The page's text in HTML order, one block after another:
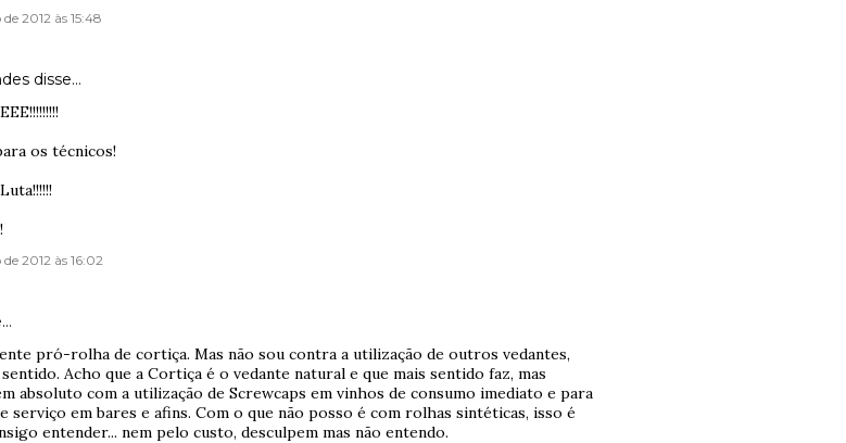
2012 às 15:48
disse…
os técnicos!
2012 às 16:02
pró-rolha de cortiça. Mas não sou contra a utilização de outros vedantes,
Acho que a Cortiça é o vedante natural e que mais sentido faz, mas
absoluto com a utilização de Screwcaps em vinhos de consumo imediato e para
serviço em bares e afins. Com o que não posso é com rolhas sintéticas, isso é
entender... nem pelo custo, desculpem mas não entendo.